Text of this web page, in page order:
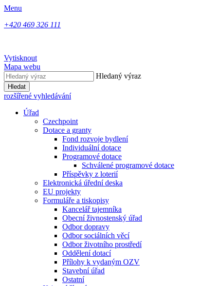
Menu
+420 469 326 111
Vytisknout
Mapa webu
Hledaný výraz
Hledat
rozšířené vyhledávání
Úřad
Czechpoint
Dotace a granty
Fond rozvoje bydlení
Individuální dotace
Programové dotace
Schválené programové dotace
Příspěvky z loterií
Elektronická úřední deska
EU projekty
Formuláře a tiskopisy
Kancelář tajemníka
Obecní živnostenský úřad
Odbor dopravy
Odbor sociálních věcí
Odbor životního prostředí
Oddělení dotací
Přílohy k vydaným OZV
Stavební úřad
Ostatní